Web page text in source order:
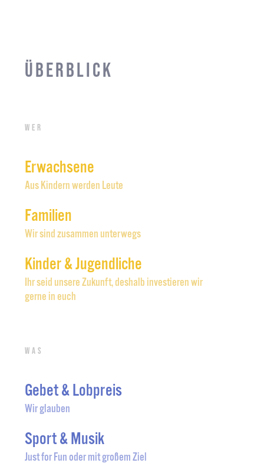
Überblick
Wer
Erwachsene
Aus Kindern werden Leute
Familien
Wir sind zusammen unterwegs
Kinder & Jugendliche
Ihr seid unsere Zukunft, deshalb investieren wir
gerne in euch
Was
Gebet & Lobpreis
Wir glauben
Sport & Musik
Just for Fun oder mit großem Ziel